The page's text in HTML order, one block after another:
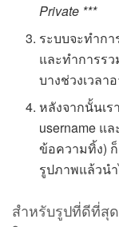
Private ***
ระบบจะทำก
และทำการร
บางช่วงเวลา
หลังจากนั้นเ
username แ
ข้อความทิ้ง)
รูปภาพแล้วน
สำหรับรูปที่ดีที่สุ